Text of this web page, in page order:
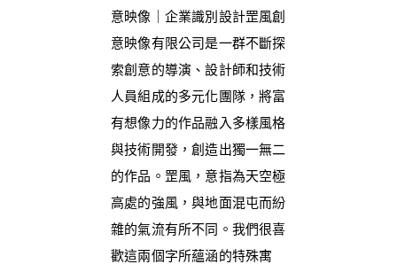
意映像｜企業識別設計罡風創
意映像有限公司是一群不斷探
索創意的導演、設計師和技術
人員組成的多元化團隊，將富
有想像力的作品融入多樣風格
與技術開發，創造出獨一無二
的作品。罡風，意指為天空極
高處的強風，與地面混屯而紛
雜的氣流有所不同。我們很喜
歡這兩個字所蘊涵的特殊寓